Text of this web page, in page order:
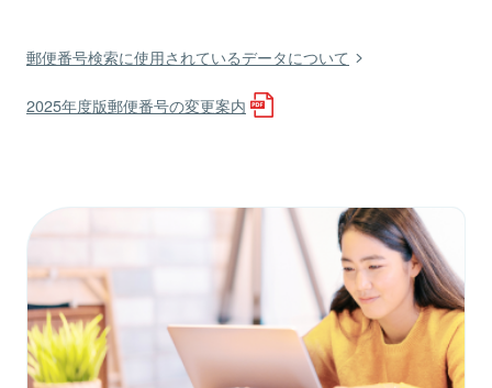
郵便番号検索に使用されているデータについて
2025年度版郵便番号の変更案内